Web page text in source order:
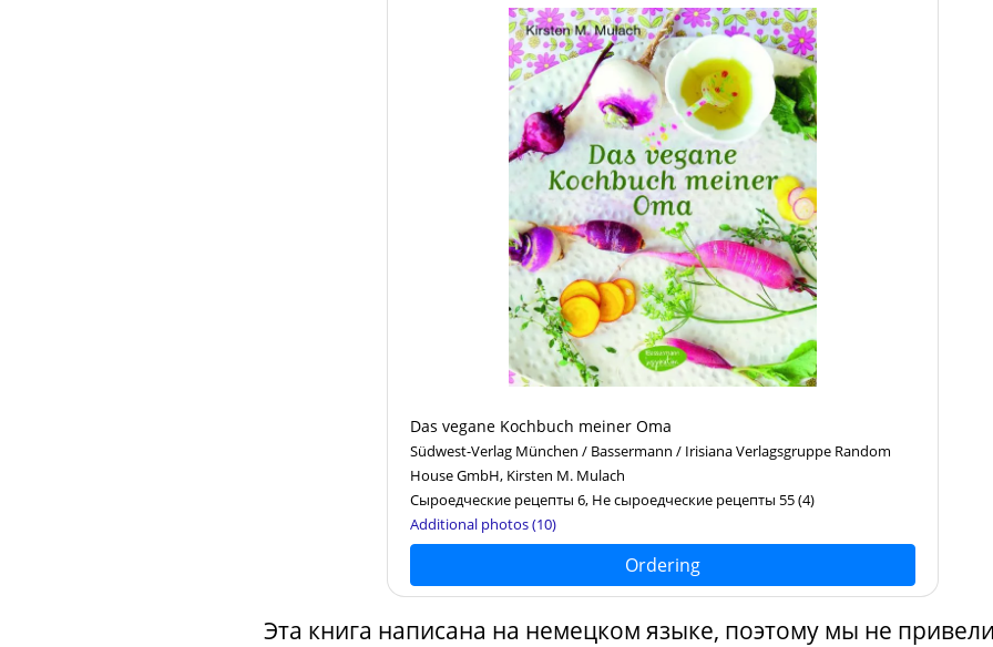
Das vegane Kochbuch meiner Oma
Südwest-Verlag München / Bassermann / Irisiana Verlagsgruppe Random
House GmbH, Kirsten M. Mulach
Сыроедческие рецепты 6, Не сыроедческие рецепты 55(4)
Additional photos (10)
Ordering
Эта книга написана на немецком языке, поэтому мы не